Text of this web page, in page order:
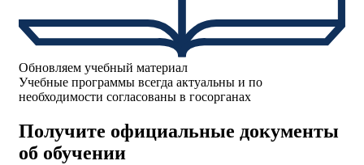
Обновляем учебный материал
Учебные программы всегда актуальны и по
необходимости согласованы в госорганах
Получите официальные документы
об обучении